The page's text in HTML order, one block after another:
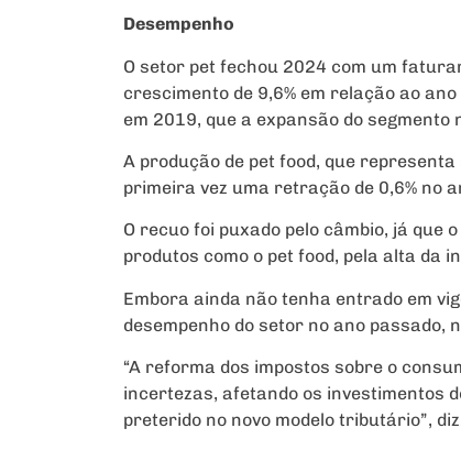
Desempenho
O setor pet fechou 2024 com um
crescimento de 9,6% em relação ao
em 2019, que a expansão do segmento
A produção de pet food, que
primeira vez uma retração de 0,6% no
O recuo foi puxado pelo câmbio, já que
produtos como o pet food, pela alta da
Embora ainda não tenha entrado em
desempenho do setor no ano passado,
“A reforma dos impostos sobre o
incertezas, afetando os investimentos
preterido no novo modelo tributário”,